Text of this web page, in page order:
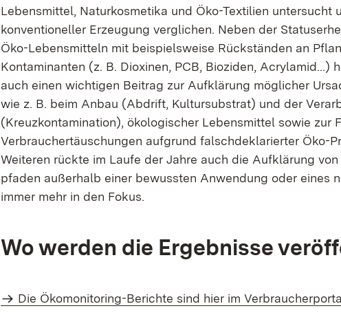
Lebensmittel, Naturkosmetika und Öko-Textilien untersucht
konventioneller Erzeugung verglichen. Neben der
Öko-Lebensmitteln mit beispielsweise Rückständen an
Kontaminanten (z. B. Dioxinen, PCB, Bioziden, Acrylamid…)
auch einen wichtigen Beitrag zur Aufklärung möglicher
wie z. B. beim Anbau (Abdrift, Kultursubstrat) und der
(Kreuzkontamination), ökologischer Lebensmittel sowie zur
Verbrauchertäuschungen aufgrund falschdeklarierter Öko-
Weiteren rückte im Laufe der Jahre auch die Aufklärung
pfaden außerhalb einer bewussten Anwendung oder eines
immer mehr in den Fokus.
Wo werden die Ergebnisse
Die Ökomonitoring-Berichte sind hier im